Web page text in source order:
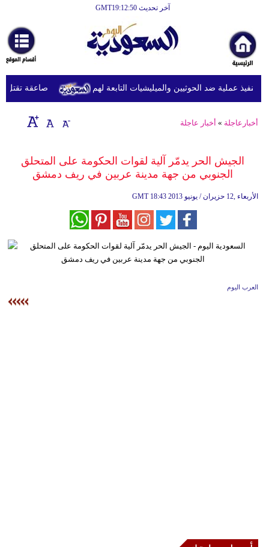
آخر تحديث GMT19:12:50
أخبارعاجلة
رياضة
ثقافة
إقتصاد
وموسيقى
ديكور
صاعقة تقتل لاعبا تايلانديا عملية ضد الحوثيين والميليشيات التابعة لهم
أخبارعاجلة » أخبار عاجلة
الجيش الحر يدمّر آلية لقوات الحكومة على المتحلق
الجنوبي من جهة مدينة عربين في ريف دمشق
GMT 18:43 2013 الأربعاء ,12 حزيران / يونيو
العرب اليوم